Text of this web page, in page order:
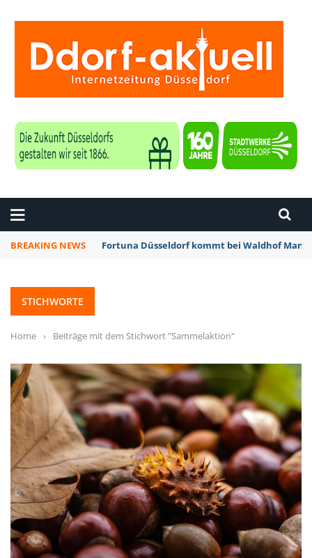
BREAKING NEWS Fortuna Düsseldorf kommt bei Waldhof
STICHWORTE
Home › Beiträge mit dem Stichwort "Sammelaktion"